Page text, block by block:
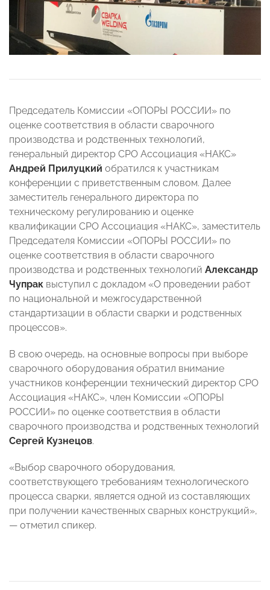
Председатель Комиссии «ОПОРЫ РОССИИ» по
оценке соответствия в области сварочного
производства и родственных технологий,
генеральный директор СРО Ассоциация «НАКС»
Андрей Прилуцкий обратился к участникам
конференции с приветственным словом. Далее
заместитель генерального директора по
техническому регулированию и оценке
квалификации СРО Ассоциация «НАКС», заместитель
Председателя Комиссии «ОПОРЫ РОССИИ» по
оценке соответствия в области сварочного
производства и родственных технологий Александр
Чупрак выступил с докладом «О проведении работ
по национальной и межгосударственной
стандартизации в области сварки и родственных
процессов».
В свою очередь, на основные вопросы при выборе
сварочного оборудования обратил внимание
участников конференции технический директор СРО
Ассоциация «НАКС», член Комиссии «ОПОРЫ
РОССИИ» по оценке соответствия в области
сварочного производства и родственных технологий
Сергей Кузнецов.
«Выбор сварочного оборудования,
соответствующего требованиям технологического
процесса сварки, является одной из составляющих
при получении качественных сварных конструкций»,
— отметил спикер.